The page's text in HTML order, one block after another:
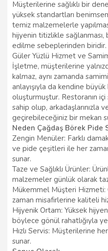
Müşterilerine sağlıklı bir
yüksek standartları
temiz malzemelerle
hijyenin titizlikle sağlanması,
edilme sebeplerinden biridir.
Güler Yüzlü Hizmet ve
İşletme, müşterilerine
kalmaz, aynı zamanda
anlayışıyla da kendine
oluşturmuştur. Restoranın
sahip olup, arkadaşlarınızla
geçirebileceğiniz bir mekan
Neden Çağdaş Börek Pide
Zengin Menüler: Farklı
ve pide çeşitleri ile her
sunar.
Taze ve Sağlıklı Ürünler:
malzemeler günlük olarak
Mükemmel Müşteri Hizmeti:
zaman misafirlerine kaliteli
Hijyenik Ortam: Yüksek
böylece gönül rahatlığıyla
Hızlı Servis: Müşterilerine
sunar.